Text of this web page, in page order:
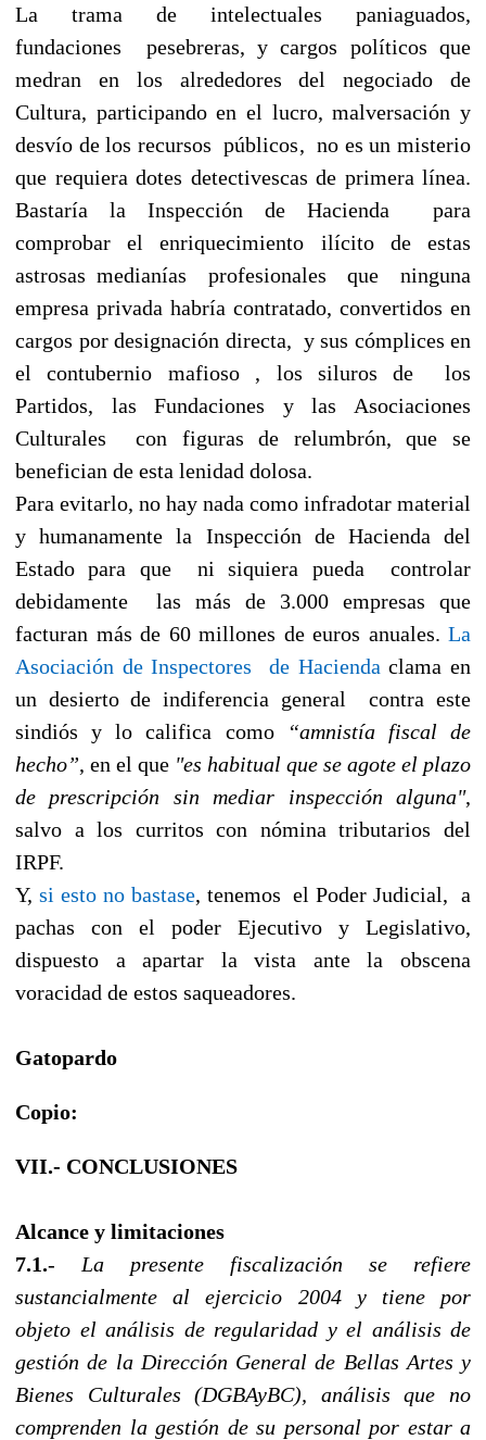
La trama de intelectuales paniaguados,
fundaciones pesebreras, y cargos políticos que
medran en los alrededores del negociado de
Cultura, participando en el lucro, malversación y
desvío de los recursos públicos, no es un misterio
que requiera dotes detectivescas de primera línea.
Bastaría la Inspección de Hacienda para
comprobar el enriquecimiento ilícito de estas
astrosas medianías profesionales que ninguna
empresa privada habría contratado, convertidos en
cargos por designación directa, y sus cómplices en
el contubernio mafioso , los siluros de los
Partidos, las Fundaciones y las Asociaciones
Culturales con figuras de relumbrón, que se
benefician de esta lenidad dolosa.
Para evitarlo, no hay nada como infradotar material
y humanamente la Inspección de Hacienda del
Estado para que ni siquiera pueda controlar
debidamente las más de 3.000 empresas que
facturan más de 60 millones de euros anuales. La
Asociación de Inspectores de Hacienda clama en
un desierto de indiferencia general contra este
sindiós y lo califica como
“amnistía fiscal de
hecho”, en el que "es habitual que se agote el plazo
de prescripción sin mediar inspección alguna",
salvo a los curritos con nómina tributarios del
IRPF.
Y, si esto no bastase, tenemos el Poder Judicial, a
pachas con el poder Ejecutivo y Legislativo,
dispuesto a apartar la vista ante la obscena
voracidad de estos saqueadores.
Gatopardo
Copio:
VII.- CONCLUSIONES
Alcance y limitaciones
7.1.- La presente fiscalización se refiere
sustancialmente al ejercicio 2004 y tiene por
objeto el análisis de regularidad y el análisis de
gestión de la Dirección General de Bellas Artes y
Bienes Culturales (DGBAyBC), análisis que no
comprenden la gestión de su personal por estar a